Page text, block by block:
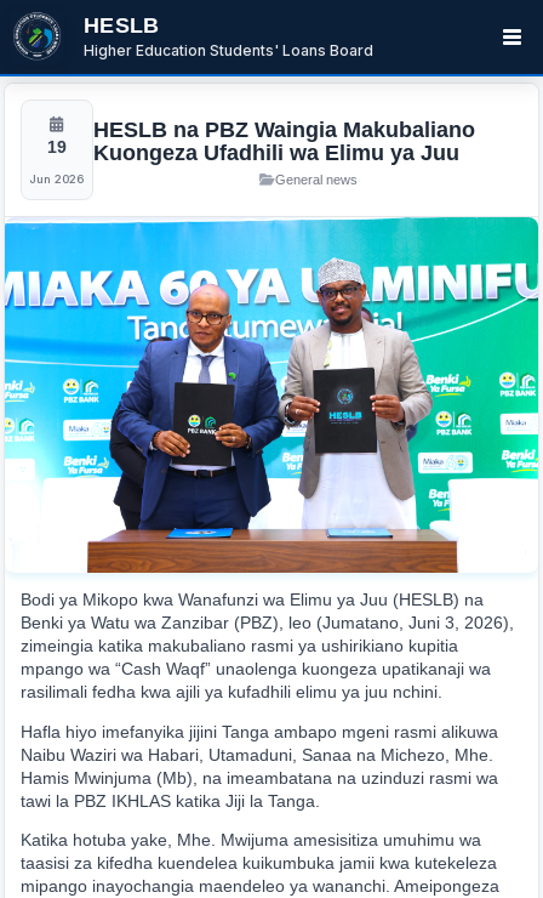
HESLB
Higher Education Students' Loans Board
19
Jun 2026
HESLB na PBZ Waingia Makubaliano
Kuongeza Ufadhili wa Elimu ya Juu
General news
Bodi ya Mikopo kwa Wanafunzi wa Elimu ya Juu (HESLB) na
Benki ya Watu wa Zanzibar (PBZ), leo (Jumatano, Juni 3, 2026),
zimeingia katika makubaliano rasmi ya ushirikiano kupitia
mpango wa “Cash Waqf” unaolenga kuongeza upatikanaji wa
rasilimali fedha kwa ajili ya kufadhili elimu ya juu nchini.
Hafla hiyo imefanyika jijini Tanga ambapo mgeni rasmi alikuwa
Naibu Waziri wa Habari, Utamaduni, Sanaa na Michezo, Mhe.
Hamis Mwinjuma (Mb), na imeambatana na uzinduzi rasmi wa
tawi la PBZ IKHLAS katika Jiji la Tanga.
Katika hotuba yake, Mhe. Mwijuma amesisitiza umuhimu wa
taasisi za kifedha kuendelea kuikumbuka jamii kwa kutekeleza
mipango inayochangia maendeleo ya wananchi. Ameipongeza
BwanaBoom
BOT
How can i help you today?
05:20 AM
Ask me or select an option below.